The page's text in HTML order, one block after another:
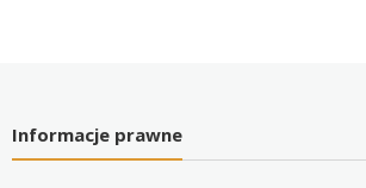
Informacje prawne